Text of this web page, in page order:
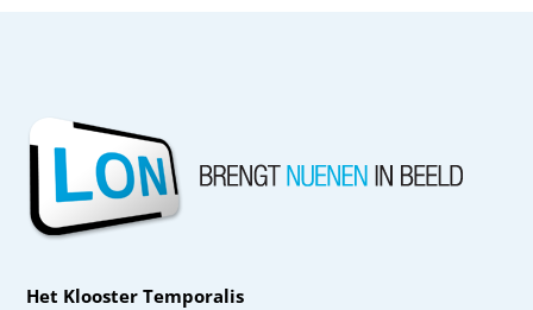
Het Klooster Temporalis